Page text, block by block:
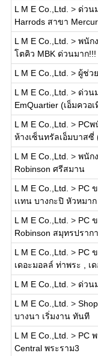
L M E Co.,Ltd. > ด่วน
Harrods สาขา
L M E Co.,Ltd. > พนัก
โตคิว MBK ด่วนมาก!!!
L M E Co.,Ltd. > ผู้ช่ว
L M E Co.,Ltd. > ด่วน
EmQuartier (เอ็มควอ
L M E Co.,Ltd. > PCพ
ห้างเซ็นทรัลเอ็มบาสซี่
L M E Co.,Ltd. > พนัก
Robinson ศรีสมาน
L M E Co.,Ltd. > PC
เเทน บางกะปิ หัวหมา
L M E Co.,Ltd. > PC
Robinson สมุทรปราก
L M E Co.,Ltd. > PC
เดอะมอลล์ ท่าพระ , เ
L M E Co.,Ltd. > ด่วน
L M E Co.,Ltd. >
บางนา เริ่มงาน ทันที
L M E Co.,Ltd. > PC
Central พระราม3